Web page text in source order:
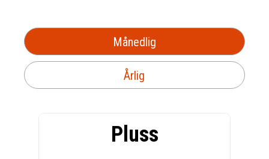
Månedlig
Årlig
Pluss